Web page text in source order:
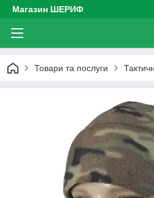
Магазин ШЕРИФ
Товари та послуги